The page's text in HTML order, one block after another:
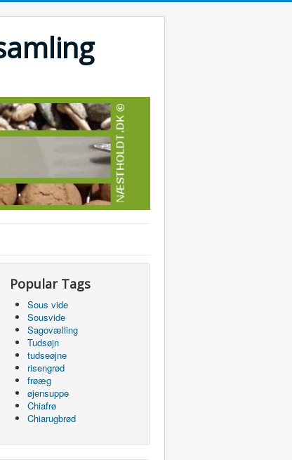
Popular Tags
Sous vide
Sousvide
Sagovælling
Tudsøjn
tudseøjne
risengrød
frøæg
øjensuppe
Chiafrø
Chiarugbrød